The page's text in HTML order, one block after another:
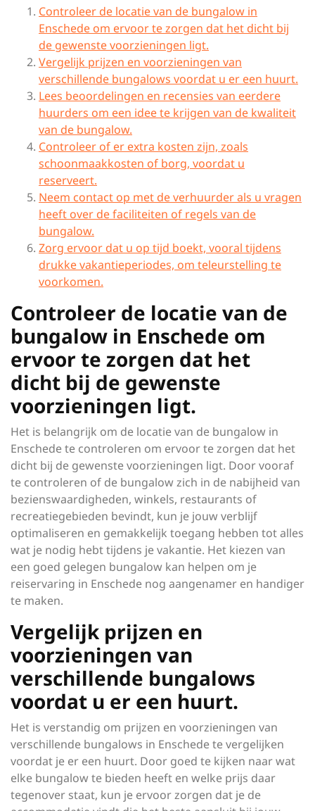
Controleer de locatie van de bungalow in
Enschede om ervoor te zorgen dat het dicht bij
de gewenste voorzieningen ligt.
Vergelijk prijzen en voorzieningen van
verschillende bungalows voordat u er een huurt.
Lees beoordelingen en recensies van eerdere
huurders om een idee te krijgen van de kwaliteit
van de bungalow.
Controleer of er extra kosten zijn, zoals
schoonmaakkosten of borg, voordat u
reserveert.
Neem contact op met de verhuurder als u vragen
heeft over de faciliteiten of regels van de
bungalow.
Zorg ervoor dat u op tijd boekt, vooral tijdens
drukke vakantieperiodes, om teleurstelling te
voorkomen.
Controleer de locatie van de
bungalow in Enschede om
ervoor te zorgen dat het
dicht bij de gewenste
voorzieningen ligt.
Het is belangrijk om de locatie van de bungalow in
Enschede te controleren om ervoor te zorgen dat het
dicht bij de gewenste voorzieningen ligt. Door vooraf
te controleren of de bungalow zich in de nabijheid van
bezienswaardigheden, winkels, restaurants of
recreatiegebieden bevindt, kun je jouw verblijf
optimaliseren en gemakkelijk toegang hebben tot alles
wat je nodig hebt tijdens je vakantie. Het kiezen van
een goed gelegen bungalow kan helpen om je
reiservaring in Enschede nog aangenamer en handiger
te maken.
Vergelijk prijzen en
voorzieningen van
verschillende bungalows
voordat u er een huurt.
Het is verstandig om prijzen en voorzieningen van
verschillende bungalows in Enschede te vergelijken
voordat je er een huurt. Door goed te kijken naar wat
elke bungalow te bieden heeft en welke prijs daar
tegenover staat, kun je ervoor zorgen dat je de